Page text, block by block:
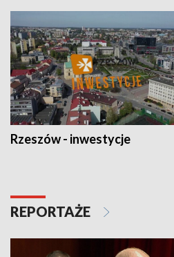
Rzeszów - inwestycje
REPORTAŻE